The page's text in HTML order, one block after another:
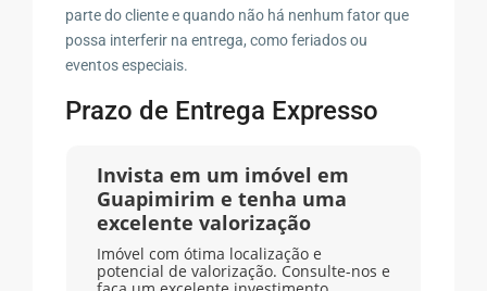
parte do cliente e quando não há nenhum fator que
possa interferir na entrega, como feriados ou
eventos especiais.
Prazo de Entrega Expresso
Invista em um imóvel em
Guapimirim e tenha uma
excelente valorização
Imóvel com ótima localização e
potencial de valorização. Consulte-nos e